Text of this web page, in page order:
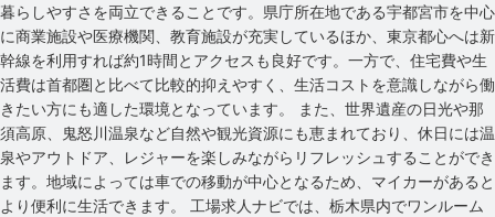
暮らしやすさを両立できることです。県庁所在地である宇都宮市を中心
に商業施設や医療機関、教育施設が充実しているほか、東京都心へは新
幹線を利用すれば約1時間とアクセスも良好です。一方で、住宅費や生
活費は首都圏と比べて比較的抑えやすく、生活コストを意識しながら働
きたい方にも適した環境となっています。 また、世界遺産の日光や那
須高原、鬼怒川温泉など自然や観光資源にも恵まれており、休日には温
泉やアウトドア、レジャーを楽しみながらリフレッシュすることができ
ます。地域によっては車での移動が中心となるため、マイカーがあると
より便利に生活できます。 工場求人ナビでは、栃木県内でワンルーム